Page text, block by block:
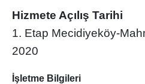
Hizmete Açılış Tarihi
1. Etap Mecidiyeköy-
2020
İşletme Bilgileri